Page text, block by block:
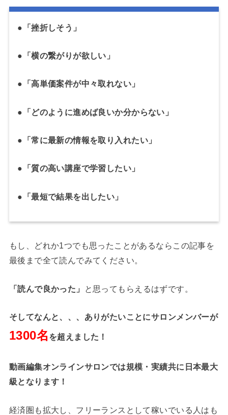
●「挫折しそう」
●「横の繋がりが欲しい」
●「高単価案件が中々取れない」
●「どのように進めば良いか分からない」
●「常に最新の情報を取り入れたい」
●「質の高い講座で学習したい」
●「最短で結果を出したい」
もし、どれか1つでも思ったことがあるならこの記事を
最後まで全て読んでみてください。
「読んで良かった」 と思ってもらえるはずです。
そしてなんと、、、ありがたいことにサロンメンバーが
1300名 を超えました！
動画編集オンラインサロンでは規模・実績共に日本最大
級となります！
経済圏も拡大し、フリーランスとして稼いでいる人はも